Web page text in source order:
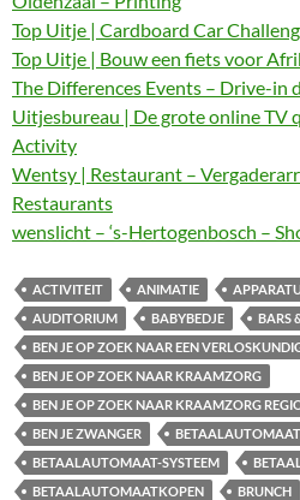
Top Uitje | Cardboard Car
Top Uitje | Bouw een fiets voor
The Differences Events – Drive-in
Uitjesbureau | De grote online TV
Activity
Wentsy | Restaurant –
Restaurants
wenslicht – ‘s-Hertogenbosch –
ACTIVITEIT ANIMATIE
AUDITORIUM
BABYBEDJE
BARS
BEN JE OP ZOEK NAAR EEN
BEN JE OP ZOEK NAAR KRAAMZORG
BEN JE OP ZOEK NAAR KRAAMZORG
BEN JE ZWANGER
BETAALAUTOMAAT
BETAALAUTOMAAT-SYSTEEM
BETAALAUTOMAATKOPEN
BRUNCH